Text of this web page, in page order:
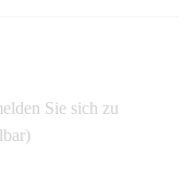
Sie sich zu